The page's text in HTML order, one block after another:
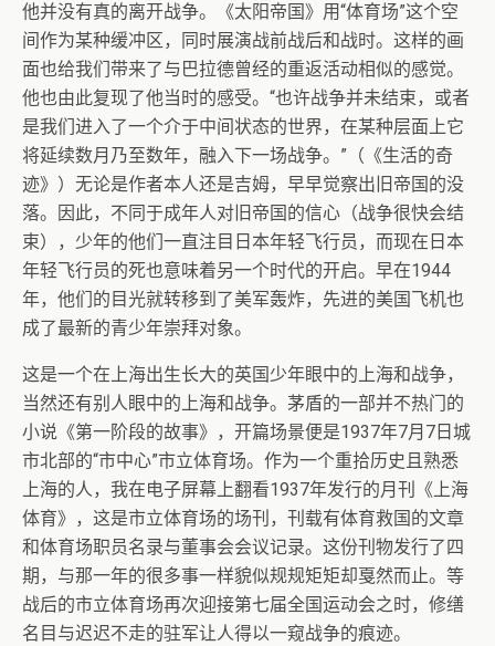
他并没有真的离开战争。《太阳帝国》用“体育场”这个空
间作为某种缓冲区，同时展演战前战后和战时。这样的画
面也给我们带来了与巴拉德曾经的重返活动相似的感觉。
他也由此复现了他当时的感受。“也许战争并未结束，或者
是我们进入了一个介于中间状态的世界，在某种层面上它
将延续数月乃至数年，融入下一场战争。”（《生活的奇
迹》）无论是作者本人还是吉姆，早早觉察出旧帝国的没
落。因此，不同于成年人对旧帝国的信心（战争很快会结
束），少年的他们一直注目日本年轻飞行员，而现在日本
年轻飞行员的死也意味着另一个时代的开启。早在1944
年，他们的目光就转移到了美军轰炸，先进的美国飞机也
成了最新的青少年崇拜对象。
这是一个在上海出生长大的英国少年眼中的上海和战争，
当然还有别人眼中的上海和战争。茅盾的一部并不热门的
小说《第一阶段的故事》，开篇场景便是1937年7月7日城
市北部的“市中心”市立体育场。作为一个重拾历史且熟悉
上海的人，我在电子屏幕上翻看1937年发行的月刊《上海
体育》，这是市立体育场的场刊，刊载有体育救国的文章
和体育场职员名录与董事会会议记录。这份刊物发行了四
期，与那一年的很多事一样貌似规规矩矩却戛然而止。等
战后的市立体育场再次迎接第七届全国运动会之时，修缮
名目与迟迟不走的驻军让人得以一窥战争的痕迹。